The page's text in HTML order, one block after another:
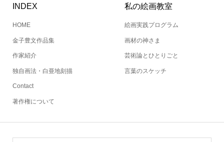
INDEX
HOME
金子豊文作品集
作家紹介
独自画法・白亜地刻描
Contact
著作権について
私の絵画教室
絵画実践プログラム
画材の神さま
芸術論とひとりごと
言葉のスケッチ